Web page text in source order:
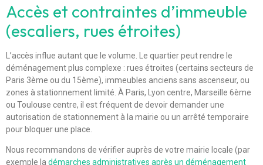
Accès et contraintes d’immeuble
(escaliers, rues étroites)
L’accès influe autant que le volume. Le quartier peut rendre le
déménagement plus complexe : rues étroites (certains secteurs de
Paris 3ème ou du 15ème), immeubles anciens sans ascenseur, ou
zones à stationnement limité. À Paris, Lyon centre, Marseille 6ème
ou Toulouse centre, il est fréquent de devoir demander une
autorisation de stationnement à la mairie ou un arrêté temporaire
pour bloquer une place.
Nous recommandons de vérifier auprès de votre mairie locale (par
exemple la démarches administratives après un déménagement